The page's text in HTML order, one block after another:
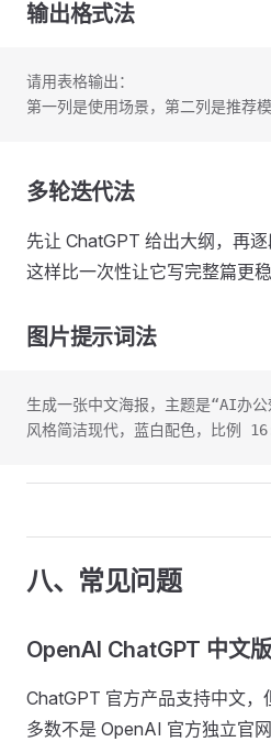
输出格式法
请用表格输出：
第一列是使用场景，第二列是推荐
多轮迭代法
先让 ChatGPT 给出大纲，再逐
这样比一次性让它写完整篇更稳
图片提示词法
生成一张中文海报，主题是“AI办公
风格简洁现代，蓝白配色，比例
八、常见问题
OpenAI ChatGPT 中文版
ChatGPT 官方产品支持中文，
多数不是 OpenAI 官方独立官